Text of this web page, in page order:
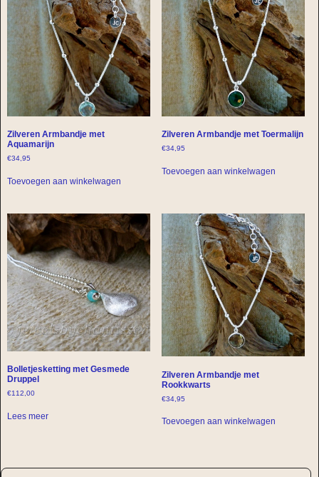
Zilveren Armbandje met
Aquamarijn
€34,95
Toevoegen aan winkelwagen
Zilveren Armbandje met Toermalijn
€34,95
Toevoegen aan winkelwagen
Bolletjesketting met Gesmede
Druppel
€112,00
Lees meer
Zilveren Armbandje met
Rookkwarts
€34,95
Toevoegen aan winkelwagen